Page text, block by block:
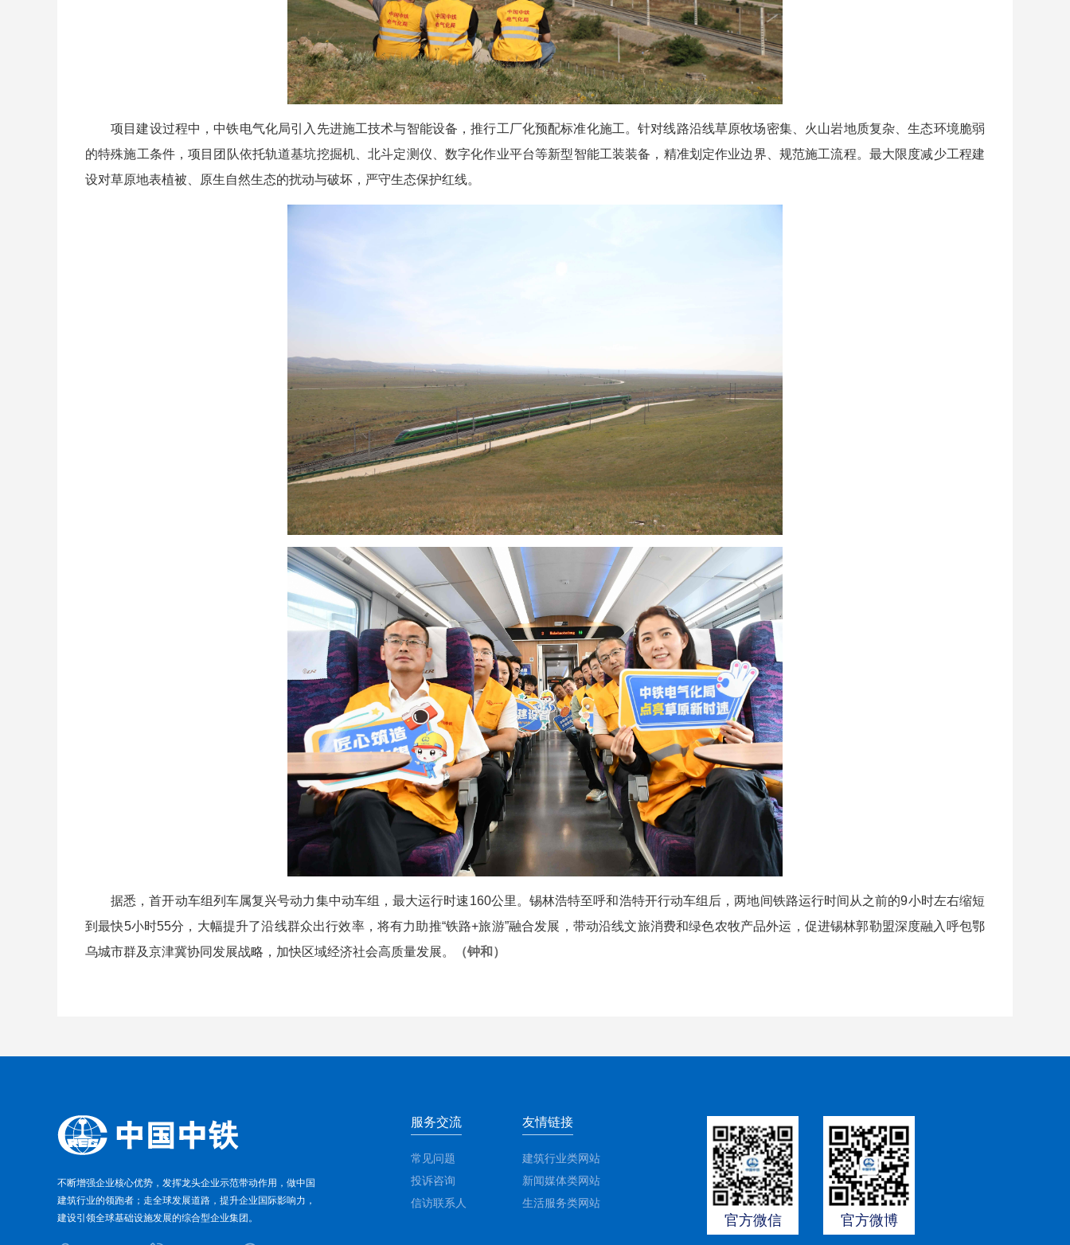
项目建设过程中，中铁电气化局引入先进施工技术与智能设备，推行工厂化预配标准化施工。针对线路沿线草原牧场密集、火山岩地质复杂、生态环境脆弱
的特殊施工条件，项目团队依托轨道基坑挖掘机、北斗定测仪、数字化作业平台等新型智能工装装备，精准划定作业边界、规范施工流程。最大限度减少工程建
设对草原地表植被、原生自然生态的扰动与破坏，严守生态保护红线。
据悉，首开动车组列车属复兴号动力集中动车组，最大运行时速160公里。 锡林浩特至呼和浩特开行动车组后，两地间铁路运行时间从之前的9小时左右缩短
到最快5小时55分，大幅提升了沿线群众出行效率，将有力助推“铁路+旅游”融合发展，带动沿线文旅消费和绿色农牧产品外运，促进锡林郭勒盟深度融入呼包鄂
乌城市群及京津冀协同发展战略，加快区域经济社会高质量发展。
（钟和）
不断增强企业核心优势，发挥龙头企业示范带动作用，做中国
建筑行业的领跑者；走全球发展道路，提升企业国际影响力，
建设引领全球基础设施发展的综合型企业集团。
服务交流
常见问题
投诉咨询
信访联系人
友情链接
建筑行业类网站
新闻媒体类网站
生活服务类网站
官方微信 官方微博